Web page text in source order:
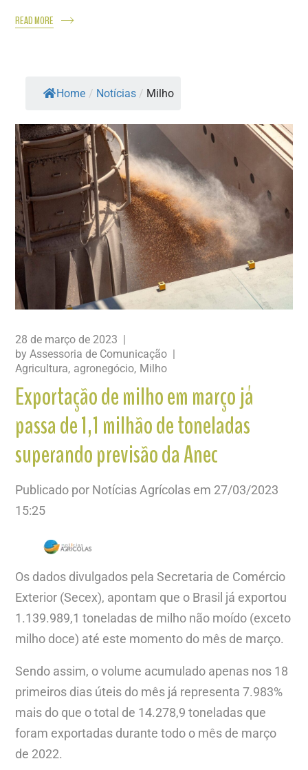
READ MORE
Home / Notícias / Milho
28 de março de 2023
byAssessoria de Comunicação
Agricultura agronegócio Milho
Exportação de milho em março já
passa de 1,1 milhão de toneladas
superando previsão da Anec
Publicado por Notícias Agrícolas em 27/03/2023
15:25
Os dados divulgados pela Secretaria de Comércio
Exterior (Secex), apontam que o Brasil já exportou
1.139.989,1 toneladas de milho não moído (exceto
milho doce) até este momento do mês de março.
Sendo assim, o volume acumulado apenas nos 18
primeiros dias úteis do mês já representa 7.983%
mais do que o total de 14.278,9 toneladas que
foram exportadas durante todo o mês de março
de 2022.